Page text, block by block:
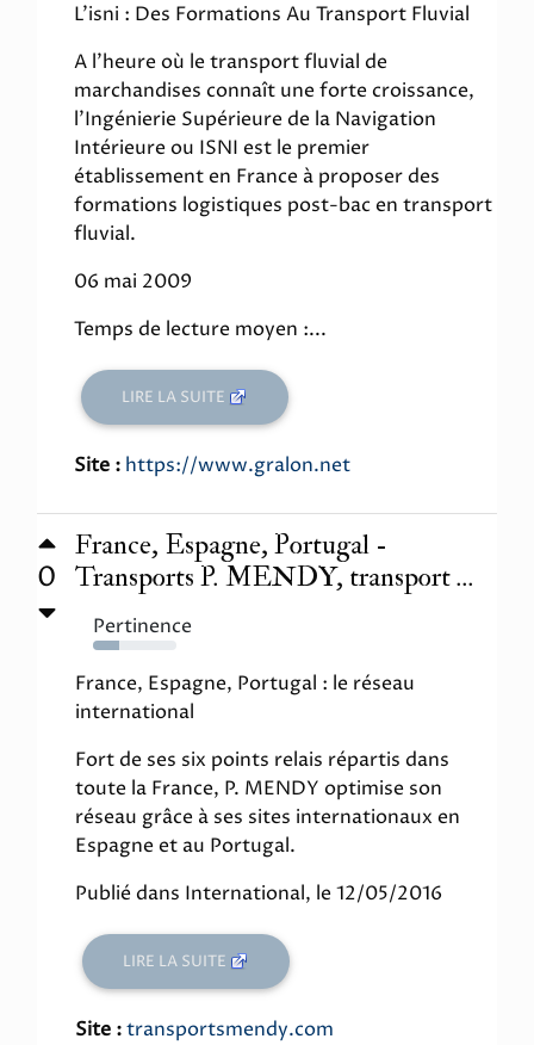
L'isni : Des Formations Au Transport Fluvial
A l'heure où le transport fluvial de
marchandises connaît une forte croissance,
l'Ingénierie Supérieure de la Navigation
Intérieure ou ISNI est le premier
établissement en France à proposer des
formations logistiques post-bac en transport
fluvial.
06 mai 2009
Temps de lecture moyen :...
LIRE LA SUITE
Site : https://www.gralon.net
0
France, Espagne, Portugal -
Transports P. MENDY, transport ...
Pertinence
31%
France, Espagne, Portugal : le réseau
international
Fort de ses six points relais répartis dans
toute la France, P. MENDY optimise son
réseau grâce à ses sites internationaux en
Espagne et au Portugal.
Publié dans International, le 12/05/2016
LIRE LA SUITE
Site :transportsmendy.com